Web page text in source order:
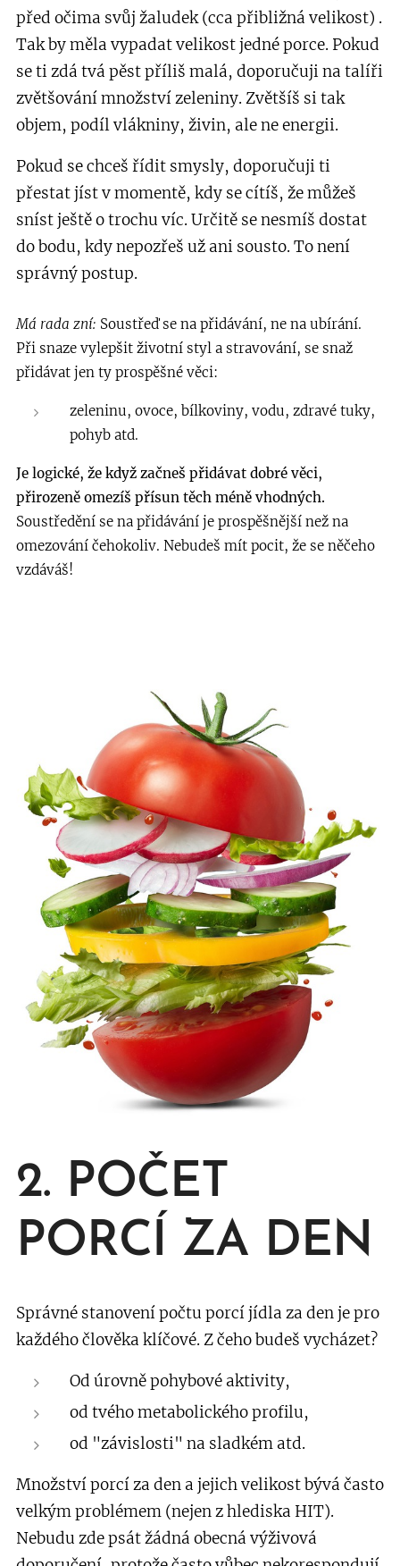
před očima svůj žaludek (cca přibližná velikost) .
Tak by měla vypadat velikost jedné porce. Pokud
se ti zdá tvá pěst příliš malá, doporučuji na talíři
zvětšování množství zeleniny. Zvětšíš si tak
objem, podíl vlákniny, živin, ale ne energii.
Pokud se chceš řídit smysly, doporučuji ti
přestat jíst v momentě, kdy se cítíš, že můžeš
sníst ještě o trochu víc. Určitě se nesmíš dostat
do bodu, kdy nepozřeš už ani sousto. To není
správný postup.
Má rada zní: Soustřeď se na přidávání, ne na ubírání.
Při snaze vylepšit životní styl a stravování, se snaž
přidávat jen ty prospěšné věci:
zeleninu, ovoce, bílkoviny, vodu, zdravé tuky,
pohyb atd.
Je logické, že když začneš přidávat dobré věci,
přirozeně omezíš přísun těch méně vhodných.
Soustředění se na přidávání je prospěšnější než na
omezování čehokoliv. Nebudeš mít pocit, že se něčeho
vzdáváš!
2. POČET
PORCÍ ZA DEN
Správné stanovení počtu porcí jídla za den je pro
každého člověka klíčové. Z čeho budeš vycházet?
Od úrovně pohybové aktivity,
od tvého metabolického profilu,
od "závislosti" na sladkém atd.
Množství porcí za den a jejich velikost bývá často
velkým problémem (nejen z hlediska HIT).
Nebudu zde psát žádná obecná výživová